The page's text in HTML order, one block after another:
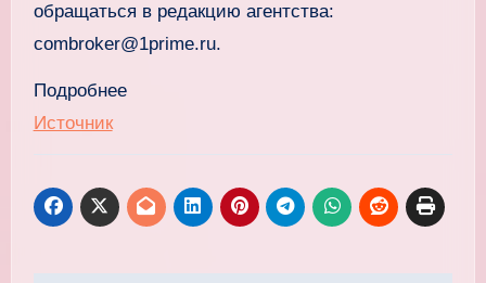
обращаться в редакцию агентства:
combroker@1prime.ru.
Подробнее
Источник